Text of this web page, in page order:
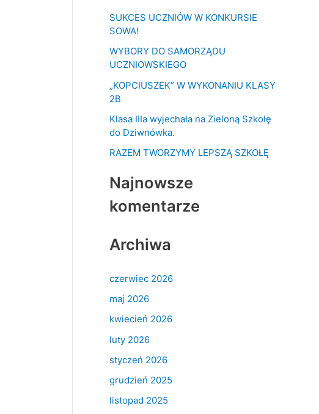
a
d
a
:
SUKCES UCZNIÓW W KONKURSIE
SOWA!
WYBORY DO SAMORZĄDU
UCZNIOWSKIEGO
„KOPCIUSZEK” W WYKONANIU KLASY
2B
Klasa IIIa wyjechała na Zieloną Szkołę
do Dziwnówka.
RAZEM TWORZYMY LEPSZĄ SZKOŁĘ
Najnowsze
komentarze
Archiwa
czerwiec 2026
maj 2026
kwiecień 2026
luty 2026
styczeń 2026
grudzień 2025
listopad 2025